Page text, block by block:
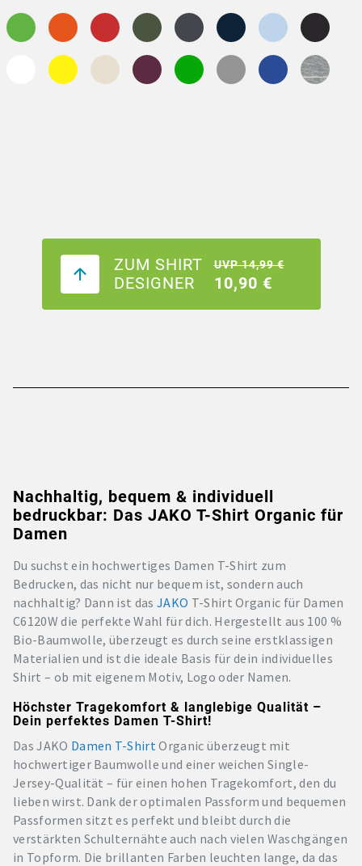
ZUM SHIRT
DESIGNER
UVP 14,99 €
10,90 €
Nachhaltig, bequem & individuell
bedruckbar: Das JAKO T-Shirt Organic für
Damen
Du suchst ein hochwertiges Damen T-Shirt zum
Bedrucken, das nicht nur bequem ist, sondern auch
nachhaltig? Dann ist dasJAKO T-Shirt Organic für Damen
C6120W die perfekte Wahl für dich. Hergestellt aus 100 %
Bio-Baumwolle, überzeugt es durch seine erstklassigen
Materialien und ist die ideale Basis für dein individuelles
Shirt – ob mit eigenem Motiv, Logo oder Namen.
Höchster Tragekomfort & langlebige Qualität –
Dein perfektes Damen T-Shirt!
Das JAKO Damen T-Shirt Organic überzeugt mit
hochwertiger Baumwolle und einer weichen Single-
Jersey-Qualität – für einen hohen Tragekomfort, den du
lieben wirst. Dank der optimalen Passform und bequemen
Passformen sitzt es perfekt und bleibt durch die
verstärkten Schulternähte auch nach vielen Waschgängen
in Topform. Die brillanten Farben leuchten lange, da das